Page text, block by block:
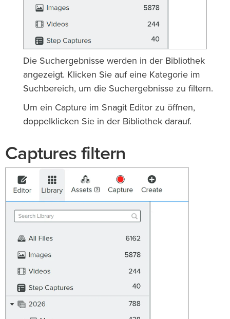
Die Suchergebnisse werden in der Bibliothek
angezeigt. Klicken Sie auf eine Kategorie im
Suchbereich, um die Suchergebnisse zu filtern.
Um ein Capture im Snagit Editor zu öffnen,
doppelklicken Sie in der Bibliothek darauf.
Captures filtern